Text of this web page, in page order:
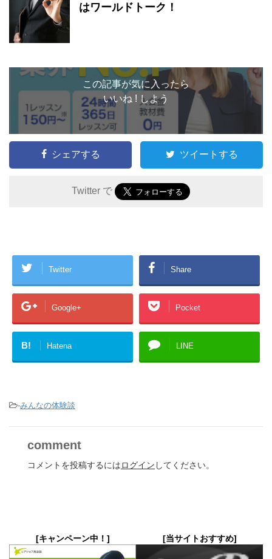
はワールドトーク！
この記事が気に入ったら
いいね ! しよう
シェアする ツイートする
Twitter で
Twitter Share
Google+ Pocket
B! Hatena LINE
-みんなの体験談
comment
コメントを投稿するにはログイン してください。
[キャンペーン中！] [当サイトおすすめ]